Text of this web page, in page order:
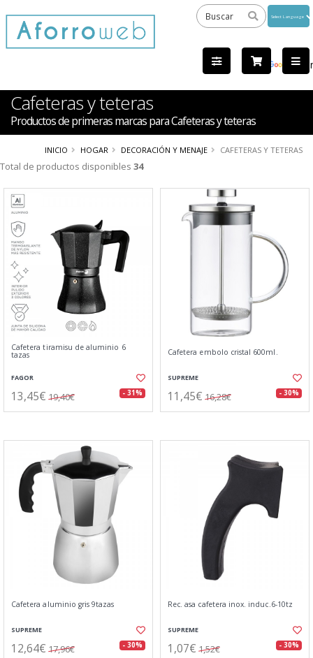
by
Cafeteras y teteras
Productos de primeras marcas para Cafeteras y teteras
INICIO HOGAR DECORACIÓN Y MENAJE CAFETERAS Y TETERAS
Total de productos disponibles 34
Cafetera tiramisu de aluminio 6
tazas
FAGOR
13,45€ 19,40€ - 31%
Cafetera embolo cristal 600ml.
SUPREME
11,45€ 16,28€ - 30%
Cafetera aluminio gris 9tazas
SUPREME
12,64€ 17,96€ - 30%
Rec. asa cafetera inox. induc.6-10tz
SUPREME
1,07€ 1,52€ - 30%